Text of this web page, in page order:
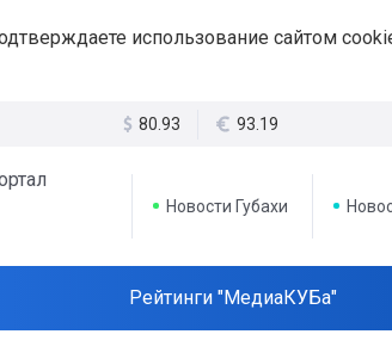
использование сайтом
80.93 93.19
Новости Губахи
Рейтинги "МедиаКУБа"